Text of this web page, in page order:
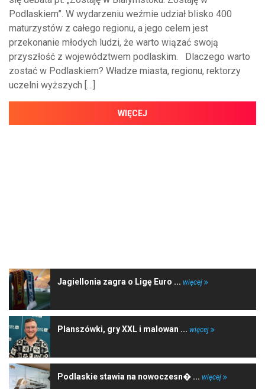
Podlaskiem”. W wydarzeniu weźmie udział blisko 400
maturzystów z całego regionu, a jego celem jest
przekonanie młodych ludzi, że warto wiązać swoją
przyszłość z województwem podlaskim. Dlaczego warto
zostać w Podlaskiem? Władze miasta, regionu, rektorzy
uczelni wyższych […]
WIĘCEJ
Jagiellonia zagra o Ligę Euro ... więcej
Planszówki, gry XXL i malowan ... więcej
Podlaskie stawia na nowoczesn� ... więcej